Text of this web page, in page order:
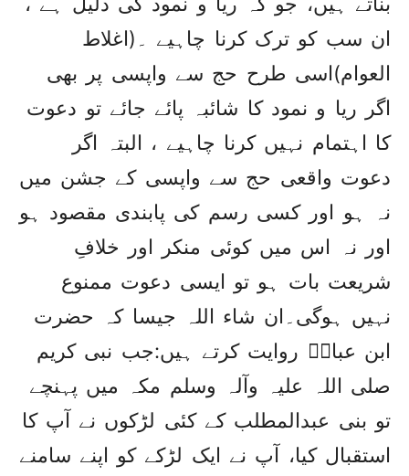
ان سب کو ترک کرنا چاہیے ۔(اغلاط
العوام)اسی طرح حج سے واپسی پر بھی
اگر ریا و نمود کا شائبہ پائے جائے تو دعوت
کا اہتمام نہیں کرنا چاہیے ، البتہ اگر
دعوت واقعی حج سے واپسی کے جشن میں
نہ ہو اور کسی رسم کی پابندی مقصود ہو
اور نہ اس میں کوئی منکر اور خلافِ
شریعت بات ہو تو ایسی دعوت ممنوع
نہیں ہوگی۔ان شاء اللہ جیسا کہ حضرت
ابن عباسؓ روایت کرتے ہیں:جب نبی کریم
صلی اللہ علیہ وآلہ وسلم مکہ میں پہنچے
تو بنی عبدالمطلب کے کئی لڑکوں نے آپ کا
استقبال کیا، آپ نے ایک لڑکے کو اپنے سامنے